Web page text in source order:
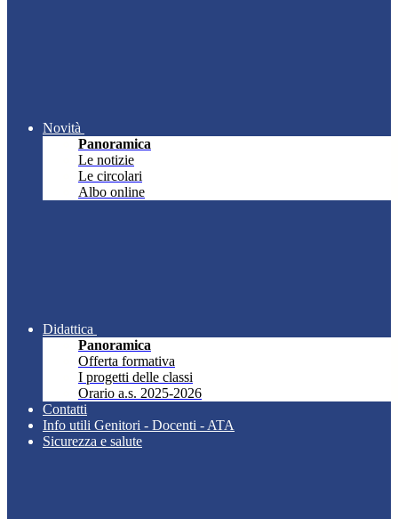
Novità
Panoramica
Le notizie
Le circolari
Albo online
Didattica
Panoramica
Offerta formativa
I progetti delle classi
Orario a.s. 2025-2026
Contatti
Info utili Genitori - Docenti - ATA
Sicurezza e salute